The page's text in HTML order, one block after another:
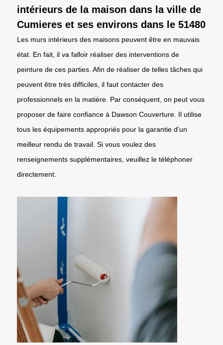
intérieurs de la maison dans la ville de
Cumieres et ses environs dans le 51480
Les murs intérieurs des maisons peuvent être en mauvais
état. En fait, il va falloir réaliser des interventions de
peinture de ces parties. Afin de réaliser de telles tâches qui
peuvent être très difficiles, il faut contacter des
professionnels en la matière. Par conséquent, on peut vous
proposer de faire confiance à Dawson Couverture. Il utilise
tous les équipements appropriés pour la garantie d'un
meilleur rendu de travail. Si vous voulez des
renseignements supplémentaires, veuillez le téléphoner
directement.